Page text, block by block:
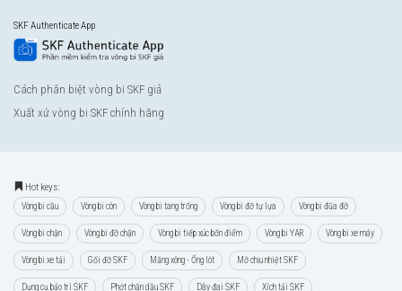
SKF Authenticate App
Cách phân biệt vòng bi SKF giả
Xuất xứ vòng bi SKF chính hãng
Hot keys:
Vòng bi cầu Vòng bi côn Vòng bi tang trống Vòng bi đỡ tự lựa Vòng bi đũa đỡ
Vòng bi chặn Vòng bi đỡ chặn Vòng bi tiếp xúc bốn điểm Vòng bi YAR Vòng bi xe máy
Vòng bi xe tải Gối đỡ SKF Măng xông - Ống lót Mỡ chịu nhiệt SKF
Dụng cụ bảo trì SKF Phớt chặn dầu SKF Dây đai SKF Xích tải SKF